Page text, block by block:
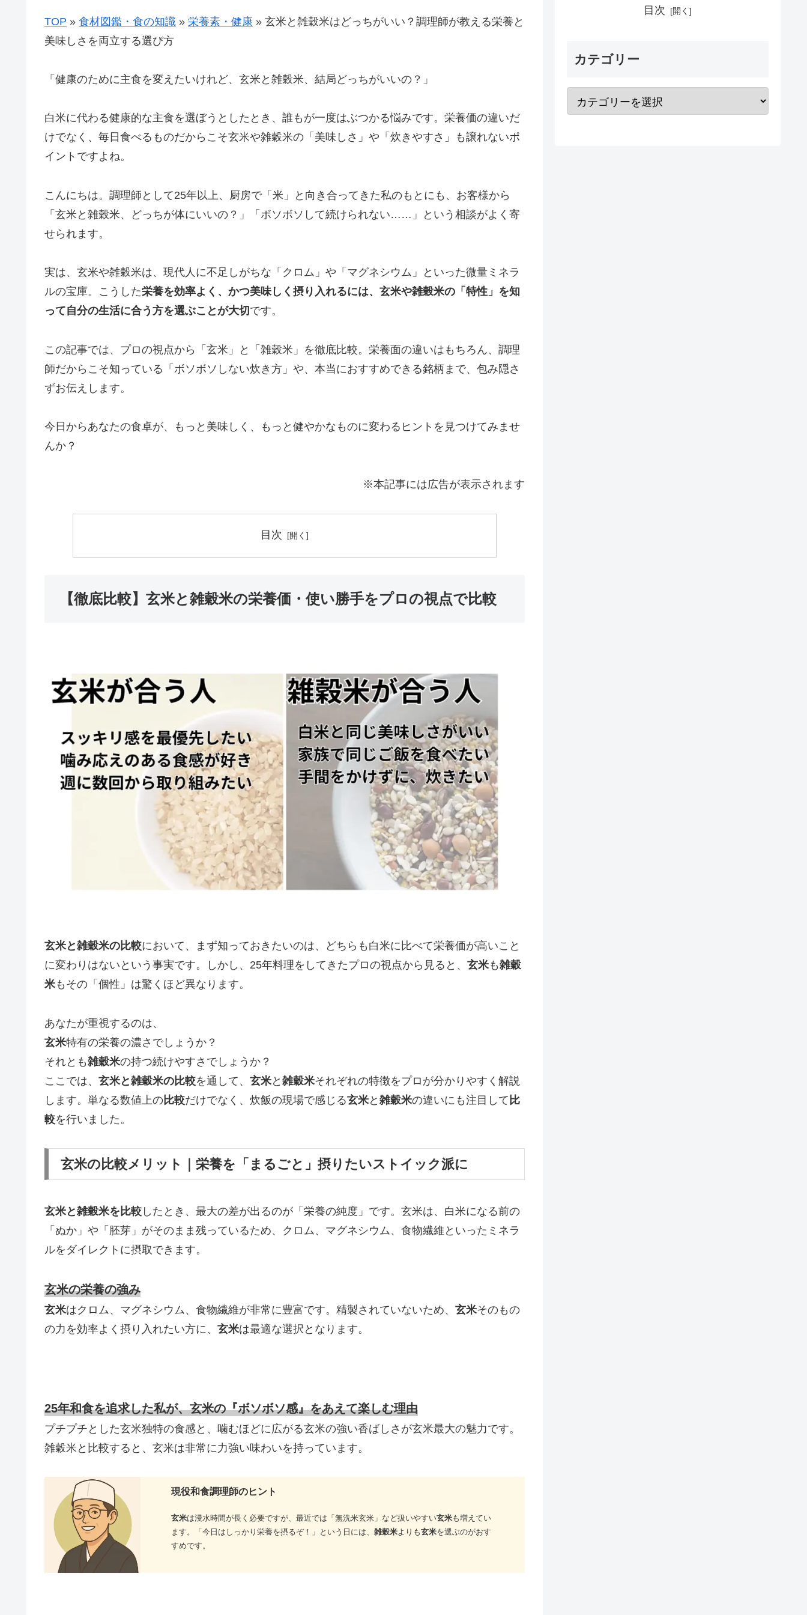
TOP » 食材図鑑・食の知識 » 栄養素・健康 » 玄米と雑穀米はどっちがいい？調理師が教える栄養と
美味しさを両立する選び方
「健康のために主食を変えたいけれど、玄米と雑穀米、結局どっちがいいの？」
白米に代わる健康的な主食を選ぼうとしたとき、誰もが一度はぶつかる悩みです。栄養価の違いだ
けでなく、毎日食べるものだからこそ玄米や雑穀米の「美味しさ」や「炊きやすさ」も譲れないポ
イントですよね。
こんにちは。調理師として25年以上、厨房で「米」と向き合ってきた私のもとにも、お客様から
「玄米と雑穀米、どっちが体にいいの？」「ボソボソして続けられない……」という相談がよく寄
せられます。
実は、玄米や雑穀米は、現代人に不足しがちな「クロム」や「マグネシウム」といった微量ミネラ
ルの宝庫。こうした栄養を効率よく、かつ美味しく摂り入れるには、玄米や雑穀米の「特性」を知
って自分の生活に合う方を選ぶことが大切 です。
この記事では、プロの視点から「玄米」と「雑穀米」を徹底比較。栄養面の違いはもちろん、調理
師だからこそ知っている「ボソボソしない炊き方」や、本当におすすめできる銘柄まで、包み隠さ
ずお伝えします。
今日からあなたの食卓が、もっと美味しく、もっと健やかなものに変わるヒントを見つけてみませ
んか？
※本記事には広告が表示されます
目次
【徹底比較】玄米と雑穀米の栄養価・使い勝手をプロの視点で比較
玄米と雑穀米の比較において、まず知っておきたいのは、どちらも白米に比べて栄養価が高いこと
に変わりはないという事実です。しかし、25年料理をしてきたプロの視点から見ると、 玄米も雑穀
米もその「個性」は驚くほど異なります。
あなたが重視するのは、
玄米特有の栄養の濃さでしょうか？
それとも雑穀米の持つ続けやすさでしょうか？
ここでは、 玄米と雑穀米の比較を通して、 玄米と 雑穀米それぞれの特徴をプロが分かりやすく解説
します。単なる数値上の比較だけでなく、炊飯の現場で感じる玄米と 雑穀米の違いにも注目して 比
較を行いました。
玄米の比較メリット｜栄養を「まるごと」摂りたいストイック派に
玄米と雑穀米を比較 したとき、最大の差が出るのが「栄養の純度」です。玄米は、白米になる前の
「ぬか」や「胚芽」がそのまま残っているため、クロム、マグネシウム、食物繊維といったミネラ
ルをダイレクトに摂取できます。
玄米の栄養の強み
玄米はクロム、マグネシウム、食物繊維が非常に豊富です。精製されていないため、 玄米そのもの
の力を効率よく摂り入れたい方に、 玄米は最適な選択となります。
25年和食を追求した私が、玄米の『ボソボソ感』をあえて楽しむ理由
プチプチとした玄米独特の食感と、噛むほどに広がる玄米の強い香ばしさが玄米最大の魅力です。
雑穀米と比較すると、玄米は非常に力強い味わいを持っています。
現役和食調理師のヒント
玄米は浸水時間が長く必要ですが、最近では「無洗米玄米」など扱いやすい玄米も増えてい
ます。「今日はしっかり栄養を摂るぞ！」という日には、雑穀米よりも玄米を選ぶのがおす
すめです。
目次
カテゴリー